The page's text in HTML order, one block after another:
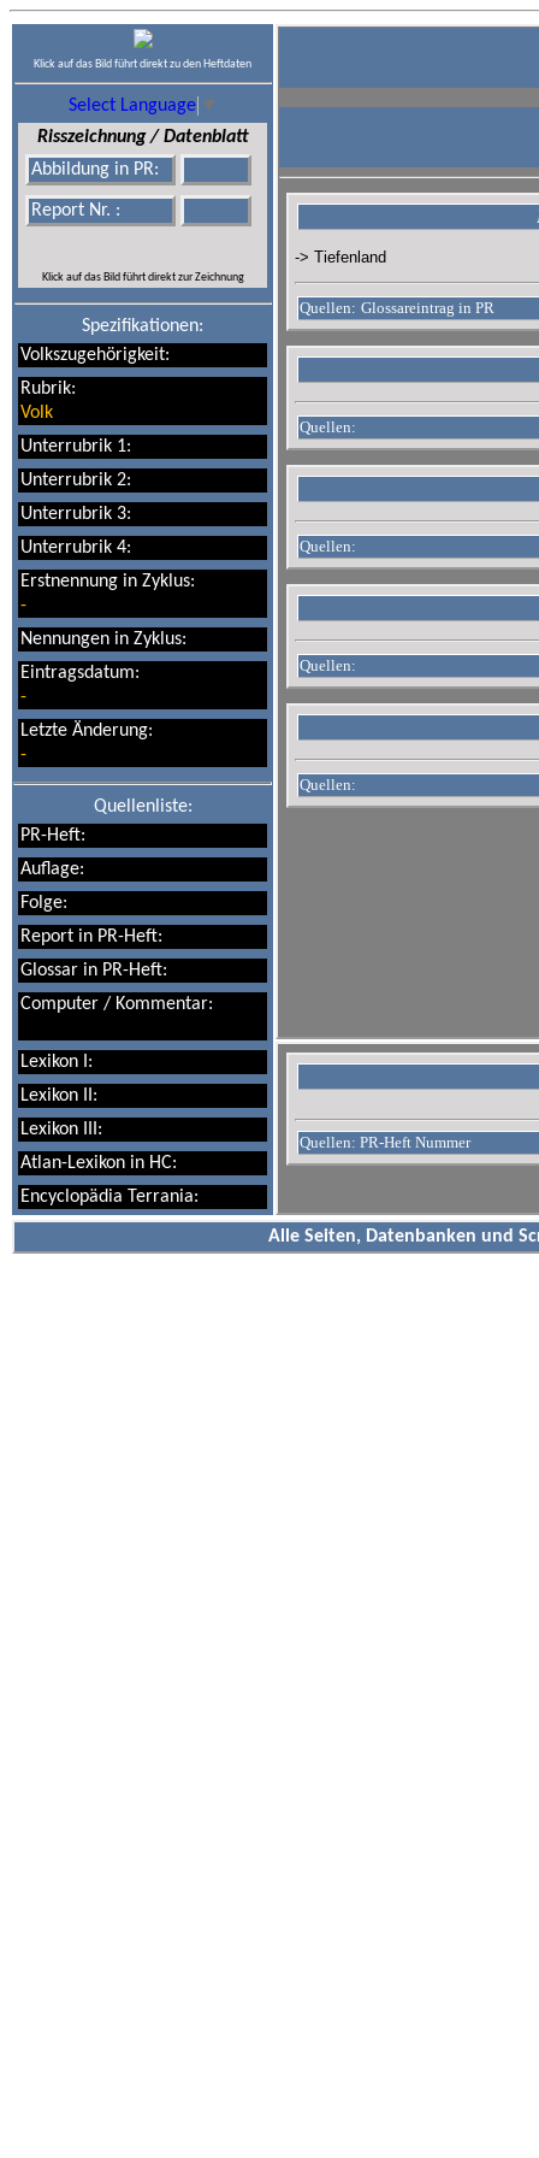
Klick auf das Bild führt direkt zu den Heftdaten
Select Language ▼
Risszeichnung / Datenblatt
Abbildung in PR:
Report Nr. :
Klick auf das Bild führt direkt zur Zeichnung
Spezifikationen:
Volkszugehörigkeit:
Rubrik:
Volk
Unterrubrik 1:
Unterrubrik 2:
Unterrubrik 3:
Unterrubrik 4:
Erstnennung in Zyklus:
-
Nennungen in Zyklus:
Eintragsdatum:
-
Letzte Änderung:
-
Quellenliste:
PR-Heft:
Auflage:
Folge:
Report in PR-Heft:
Glossar in PR-Heft:
Computer / Kommentar:
Lexikon I:
Lexikon II:
Lexikon III:
Atlan-Lexikon in HC:
Encyclopädia Terrania:
-> Tiefenland
Quellen: Glossareintrag in PR
Quellen:
Quellen:
Quellen:
Quellen:
Quellen: PR-Heft Nummer
Alle Seiten, Datenbanken und